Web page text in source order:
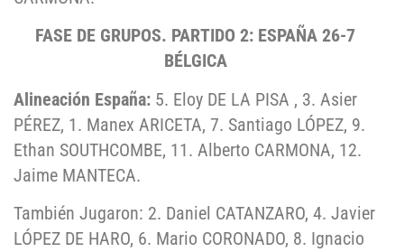
FASE DE GRUPOS. PARTIDO 2: ESPAÑA 26-7
BÉLGICA
Alineación España: 5. Eloy DE LA PISA , 3. Asier
PÉREZ, 1. Manex ARICETA, 7. Santiago LÓPEZ, 9.
Ethan SOUTHCOMBE, 11. Alberto CARMONA, 12.
Jaime MANTECA.
También Jugaron: 2. Daniel CATANZARO, 4. Javier
LÓPEZ DE HARO, 6. Mario CORONADO, 8. Ignacio